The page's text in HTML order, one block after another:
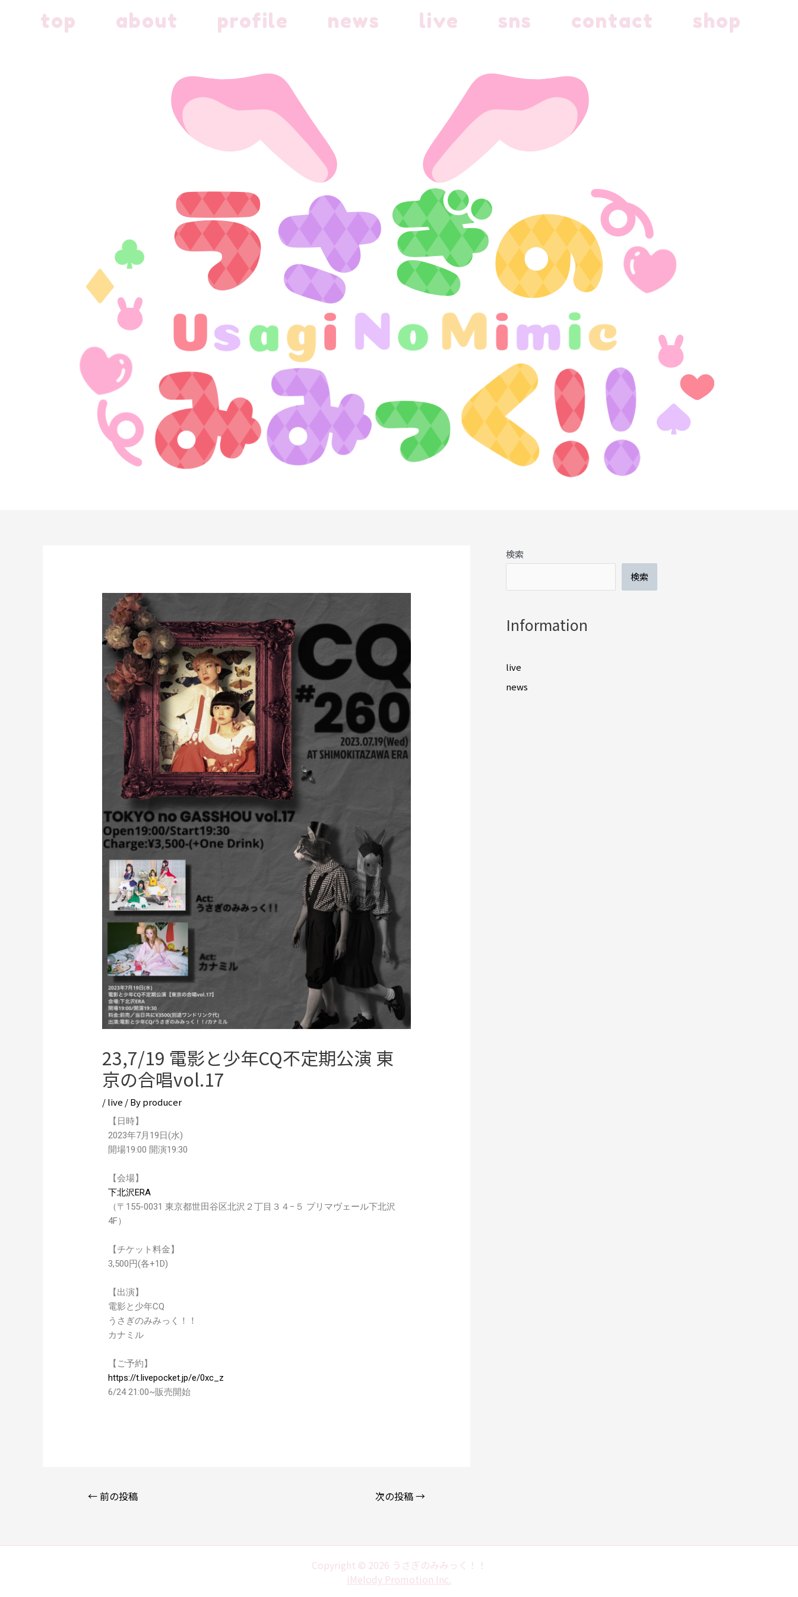
top about profile news live sns contact shop
23,7/19 電影と少年CQ不定期公演 東
京の合唱vol.17
/live / Byproducer
【日時】
2023年7月19日(水)
開場19:00 開演19:30
【会場】
下北沢ERA
（〒155-0031 東京都世田谷区北沢２丁目３４−５ プリマヴェール下北沢
4F）
【チケット料金】
3,500円(各+1D)
【出演】
電影と少年CQ
うさぎのみみっく！！
カナミル
【ご予約】
https://t.livepocket.jp/e/0xc_z
6/24 21:00~販売開始
←前の投稿 次の投稿→
検索
検索
Information
live
news
Copyright © 2026 うさぎのみみっく！！
iMelody Promotion Inc.